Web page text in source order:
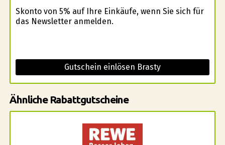
Skonto von 5% auf Ihre Einkäufe, wenn Sie sich für
das Newsletter anmelden.
Gutschein einlösen Brasty
Ähnliche Rabattgutscheine